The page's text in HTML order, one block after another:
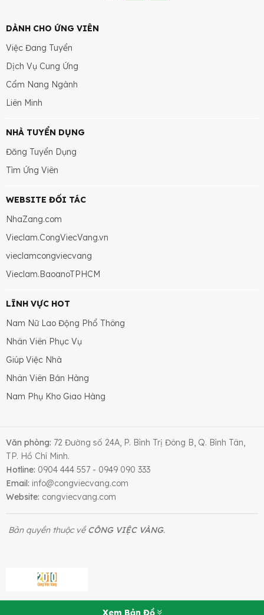
DÀNH CHO ỨNG VIÊN
Việc Đang Tuyển
Dịch Vụ Cung Ứng
Cẩm Nang Ngành
Liên Minh
NHÀ TUYỂN DỤNG
Đăng Tuyển Dụng
Tìm Ứng Viên
WEBSITE ĐỐI TÁC
NhaZang.com
Vieclam.CongViecVang.vn
vieclamcongviecvang
Vieclam.BaoanoTPHCM
LĨNH VỰC HOT
Nam Nữ Lao Động Phổ Thông
Nhân Viên Phục Vụ
Giúp Việc Nhà
Nhân Viên Bán Hàng
Nam Phụ Kho Giao Hàng
Văn phòng: 72 Đường số 24A, P. Bình Trị Đông B, Q. Bình Tân,
TP. Hồ Chí Minh.
Hotline: 0904 444 557 - 0949 090 333
Email: info@congviecvang.com
Website: congviecvang.com
Bản quyền thuộc về CÔNG VIỆC VÀNG.
Xem Bản Đồ